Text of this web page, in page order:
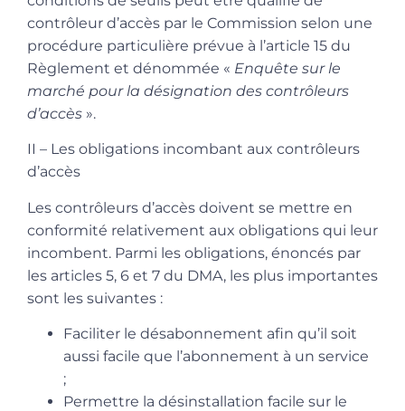
contrôleur d’accès par le Commission selon une
procédure particulière prévue à l’article 15 du
Règlement et dénommée « Enquête sur le
marché pour la désignation des contrôleurs
d’accès ».
II – Les obligations incombant aux contrôleurs
d’accès
Les contrôleurs d’accès doivent se mettre en
conformité relativement aux obligations qui leur
incombent. Parmi les obligations, énoncés par
les articles 5, 6 et 7 du DMA, les plus importantes
sont les suivantes :
Faciliter le désabonnement afin qu’il soit
aussi facile que l’abonnement à un service
;
Permettre la désinstallation facile sur le